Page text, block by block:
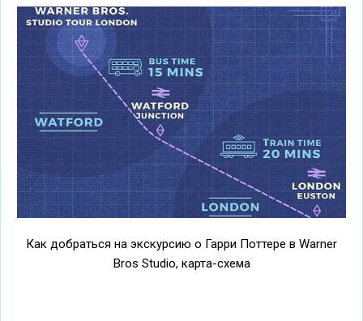
Как добраться на экскурсию о Гарри Поттере в Warner
Bros Studio, карта-схема